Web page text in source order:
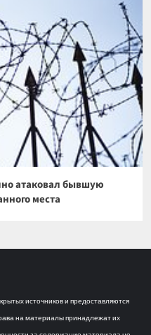
атаковал бывшую
места
источников и предоставляются
на материалы принадлежат их